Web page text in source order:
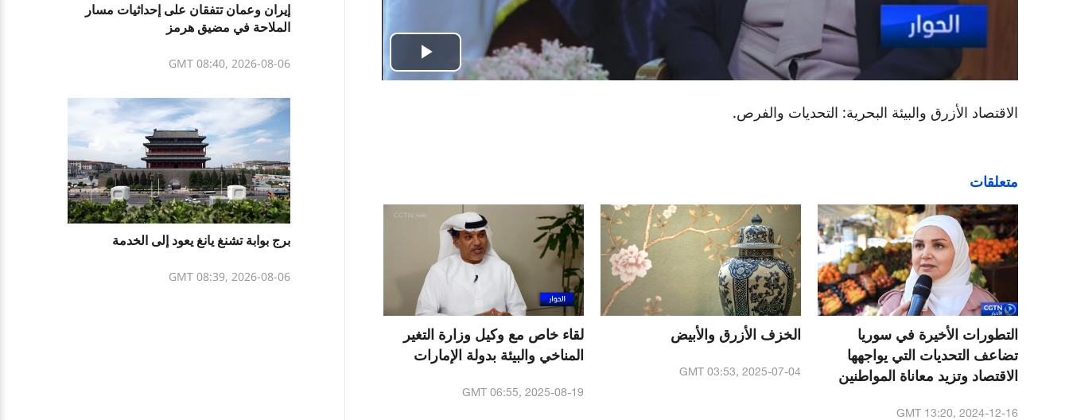
Play
الاقتصاد الأزرق والبيئة البحرية: التحديات والفرص.
متعلقات
التطورات الأخيرة في سوريا
تضاعف التحديات التي يواجهها
الاقتصاد وتزيد معاناة المواطنين
GMT 13:20, 2024-12-16
الخزف الأزرق والأبيض
GMT 03:53, 2025-07-04
لقاء خاص مع وكيل وزارة التغير
المناخي والبيئة بدولة الإمارات
GMT 06:55, 2025-08-19
إيران وعمان تتفقان على إحداثيات مسار
الملاحة في مضيق هرمز
GMT 08:40, 2026-08-06
برج بوابة تشنغ يانغ يعود إلى الخدمة
GMT 08:39, 2026-08-06